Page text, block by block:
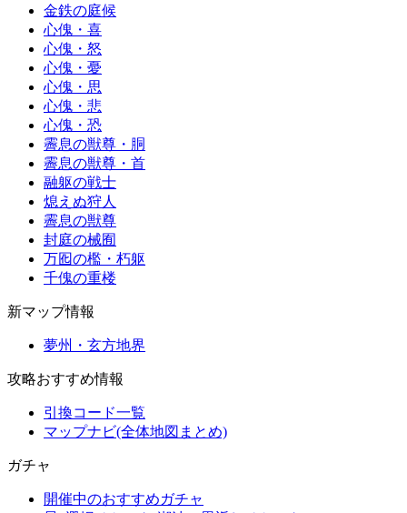
金鉄の庭候
心傀・喜
心傀・怒
心傀・憂
心傀・思
心傀・悲
心傀・恐
霽息の獣尊・胴
霽息の獣尊・首
融躯の戦士
熄えぬ狩人
霽息の獣尊
封庭の械囿
万囮の檻・朽躯
千傀の重楼
新マップ情報
夢州・玄方地界
攻略おすすめ情報
引換コード一覧
マップナビ(全体地図まとめ)
ガチャ
開催中のおすすめガチャ